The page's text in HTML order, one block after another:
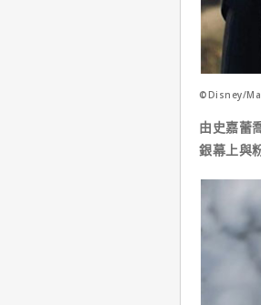
©Disney/
由史嘉蕾
銀幕上與